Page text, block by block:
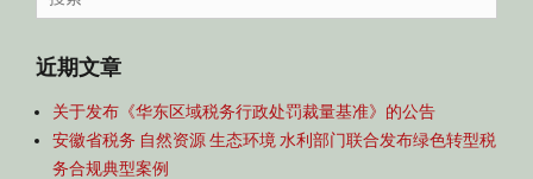
航
for:
近期文章
关于发布《华东区域税务行政处罚裁量基准》的公告
安徽省税务 自然资源 生态环境 水利部门联合发布绿色转型税
务合规典型案例